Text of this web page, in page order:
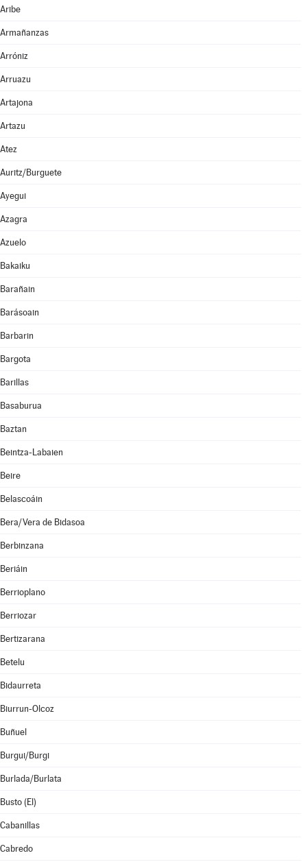
Aribe
Armañanzas
Arróniz
Arruazu
Artajona
Artazu
Atez
Auritz/Burguete
Ayegui
Azagra
Azuelo
Bakaiku
Barañain
Barásoain
Barbarin
Bargota
Barillas
Basaburua
Baztan
Beintza-Labaien
Beire
Belascoáin
Bera/Vera de Bidasoa
Berbinzana
Beriáin
Berrioplano
Berriozar
Bertizarana
Betelu
Bidaurreta
Biurrun-Olcoz
Buñuel
Burgui/Burgi
Burlada/Burlata
Busto (El)
Cabanillas
Cabredo